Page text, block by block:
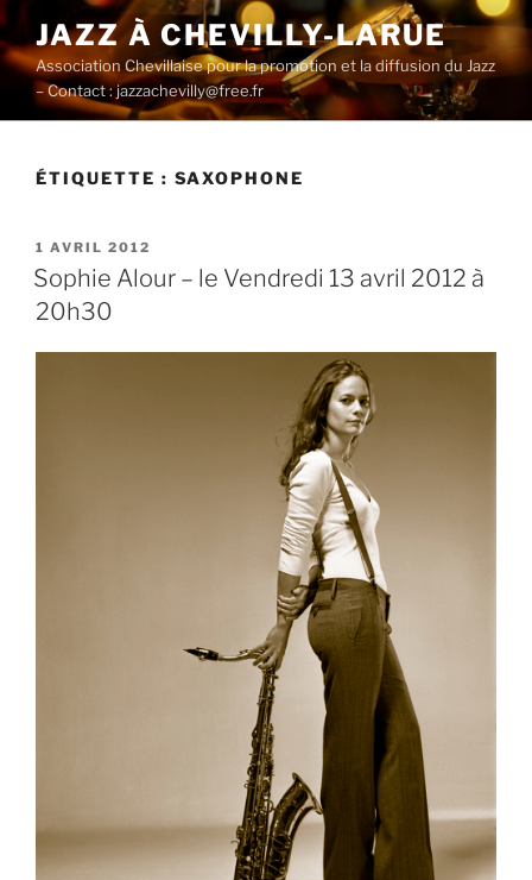
au
contenu
principal
JAZZ À CHEVILLY-LARUE
Association Chevillaise pour la promotion et la diffusion du Jazz
– Contact : jazzachevilly@free.fr
ÉTIQUETTE : SAXOPHONE
PUBLIÉ
LE
1 AVRIL 2012
Sophie Alour – le Vendredi 13 avril 2012 à
20h30